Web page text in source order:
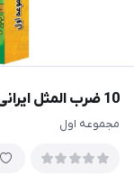
10 ضرب المثل ایرانی انتشارات برف
مجموعه اول